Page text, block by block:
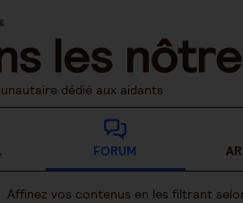
dédié aux aidants
FORUM
Affinez vos contenus en les filtrant